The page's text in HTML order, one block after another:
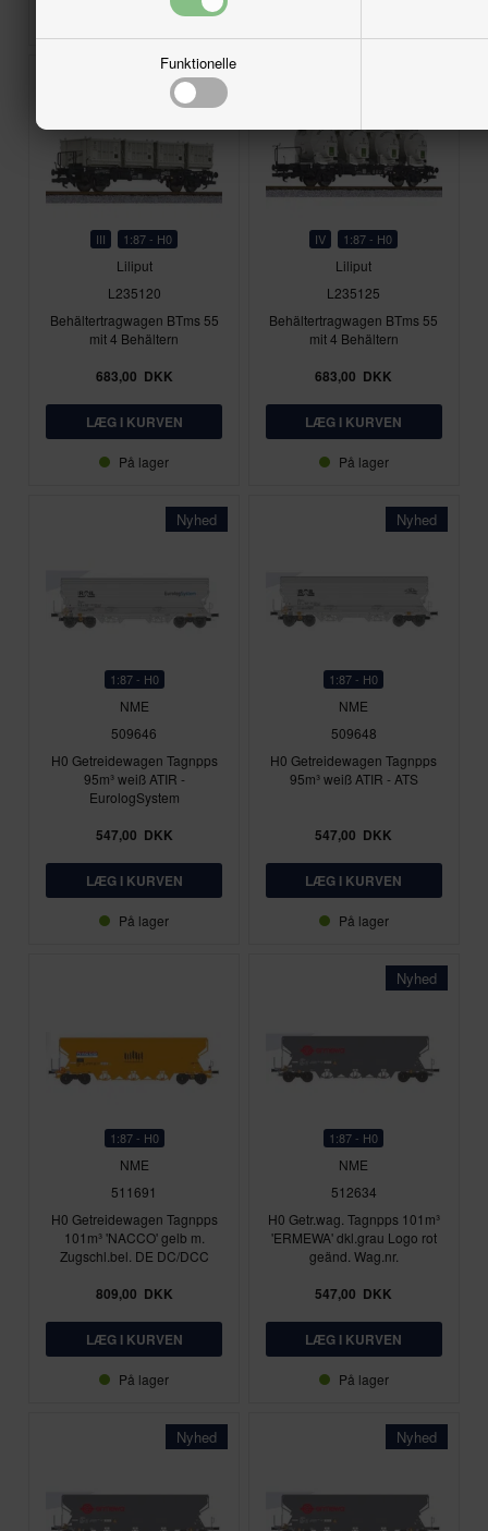
Funktionelle
III 1:87 - H0
Liliput
L235120
Behältertragwagen BTms 55
mit 4 Behältern
683,00 DKK
På lager
IV 1:87 - H0
Liliput
L235125
Behältertragwagen BTms 55
mit 4 Behältern
683,00 DKK
På lager
Nyhed
1:87 - H0
NME
509646
H0 Getreidewagen Tagnpps
95m³ weiß ATIR -
EurologSystem
547,00 DKK
På lager
Nyhed
1:87 - H0
NME
509648
H0 Getreidewagen Tagnpps
95m³ weiß ATIR - ATS
547,00 DKK
På lager
1:87 - H0
NME
511691
H0 Getreidewagen Tagnpps
101m³ 'NACCO' gelb m.
Zugschl.bel. DE DC/DCC
809,00 DKK
På lager
Nyhed
1:87 - H0
NME
512634
H0 Getr.wag. Tagnpps 101m³
'ERMEWA' dkl.grau Logo rot
geänd. Wag.nr.
547,00 DKK
På lager
Nyhed Nyhed